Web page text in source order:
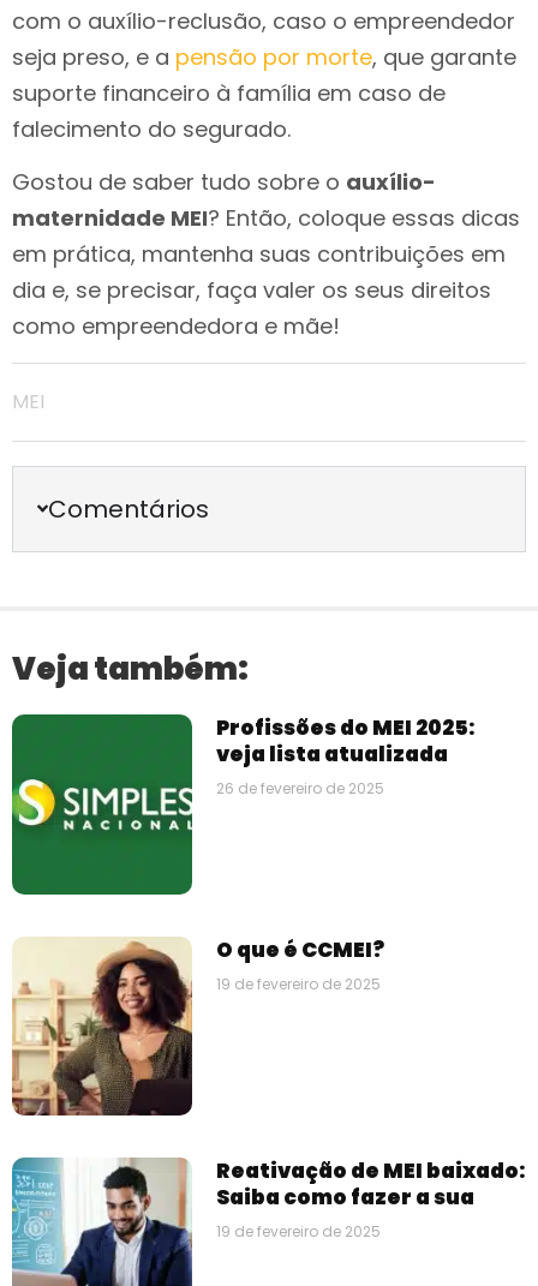
com o auxílio-reclusão, caso o empreendedor
seja preso, e a pensão por morte, que garante
suporte financeiro à família em caso de
falecimento do segurado.
Gostou de saber tudo sobre o auxílio-
maternidade MEI? Então, coloque essas dicas
em prática, mantenha suas contribuições em
dia e, se precisar, faça valer os seus direitos
como empreendedora e mãe!
MEI
Comentários
Veja também:
Profissões do MEI 2025:
veja lista atualizada
26 de fevereiro de 2025
O que é CCMEI?
19 de fevereiro de 2025
Reativação de MEI baixado:
Saiba como fazer a sua
19 de fevereiro de 2025